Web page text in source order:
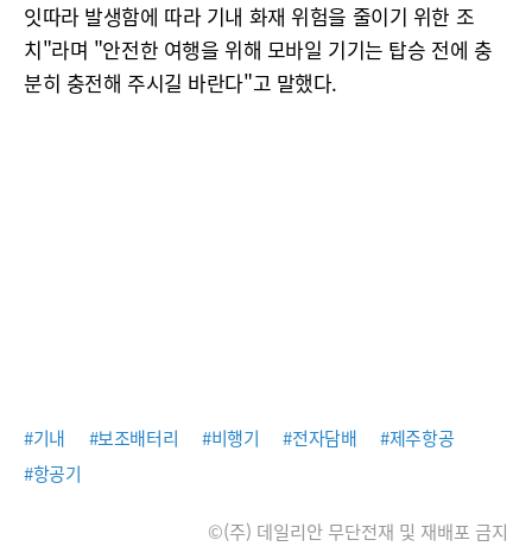
잇따라 발생함에 따라 기내 화재 위험을 줄이기 위한 조
치"라며 "안전한 여행을 위해 모바일 기기는 탑승 전에 충
분히 충전해 주시길 바란다"고 말했다.
#기내 #보조배터리 #비행기 #전자담배
#제주항공
#항공기
©(주) 데일리안 무단전재 및 재배포 금지